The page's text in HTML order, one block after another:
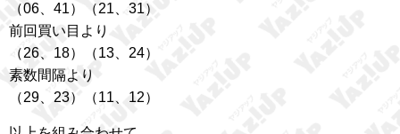
（06、41）（21、31）
前回買い目より
（26、18）（13、24）
素数間隔より
（29、23）（11、12）